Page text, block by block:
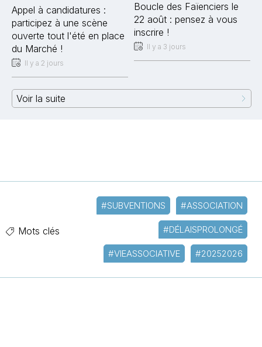
Appel à candidatures :
participez à une scène
ouverte tout l'été en place
du Marché !
Il y a 2 jours
Boucle des Faïenciers le
22 août : pensez à vous
inscrire !
Il y a 3 jours
Voir la suite
Mots clés
#SUBVENTIONS #ASSOCIATION
#DÉLAISPROLONGÉ
#VIEASSOCIATIVE #20252026